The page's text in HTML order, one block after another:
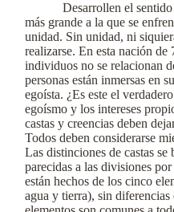
Desarrollen el
más grande a la que se
unidad. Sin unidad, ni
realizarse. En esta nación
individuos no se relacionan
personas están inmersas en
egoísta. ¿Es este el
egoísmo y los intereses
castas y creencias deben
Todos deben considerarse
Las distinciones de castas se
parecidas a las divisiones
están hechos de los cinco
agua y tierra), sin diferencias